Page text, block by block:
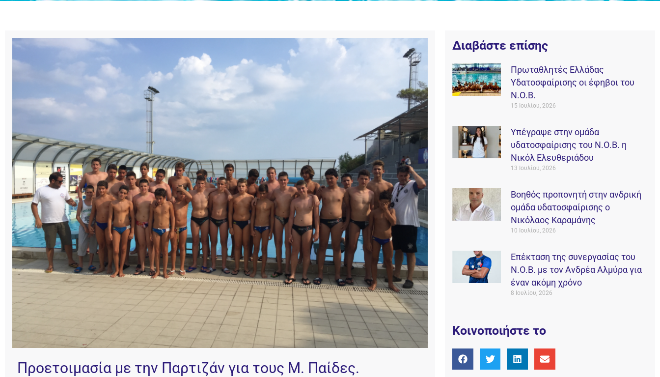
Προετοιμασία με την Παρτιζάν για τους Μ. Παίδες.
Διαβάστε επίσης
Πρωταθλητές Ελλάδας
Υδατοσφαίρισης οι έφηβοι του
Ν.Ο.Β.
15 Ιουλίου, 2026
Υπέγραψε στην ομάδα
υδατοσφαίρισης του Ν.Ο.Β. η
Νικόλ Ελευθεριάδου
13 Ιουλίου, 2026
Βοηθός προπονητή στην ανδρική
ομάδα υδατοσφαίρισης ο
Νικόλαος Καραμάνης
10 Ιουλίου, 2026
Επέκταση της συνεργασίας του
Ν.Ο.Β. με τον Ανδρέα Αλμύρα για
έναν ακόμη χρόνο
8 Ιουλίου, 2026
Κοινοποιήστε το